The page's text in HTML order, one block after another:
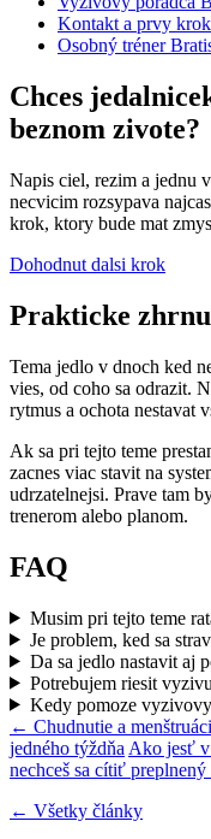
Kontakt a prvy krok
Osobný tréner
Chces
beznom zivote?
Napis ciel, rezim a jednu
necvicim rozsypava
krok, ktory bude mat
Dohodnut dalsi krok
Prakticke
Tema jedlo v dnoch ked
vies, od coho sa odrazit.
rytmus a ochota nestavat
Ak sa pri tejto teme
zacnes viac stavit na
udrzatelnejsi. Prave tam
trenerom alebo planom.
FAQ
Musim pri tejto teme
Je problem, ked sa
Da sa jedlo nastavit aj
Potrebujem riesit
Kedy pomoze
← Chudnutie a
jedného týždňa Ako jesť v
nechceš sa cítiť
← Všetky články